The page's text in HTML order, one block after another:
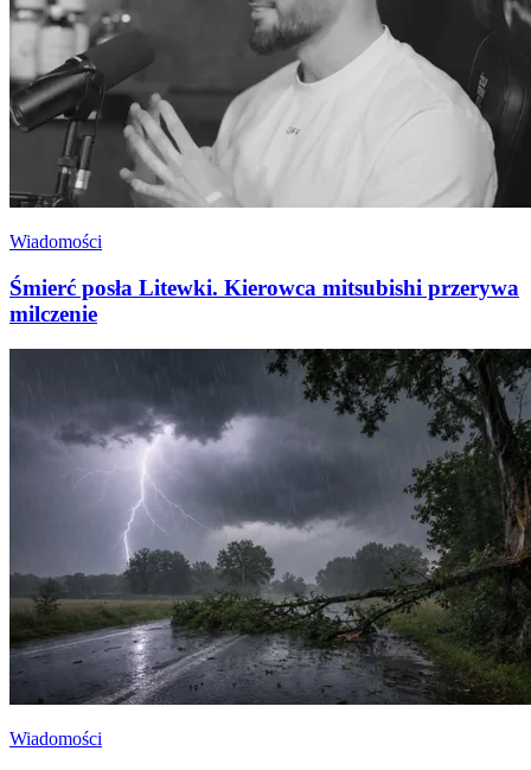
Wiadomości
Śmierć posła Litewki. Kierowca mitsubishi przerywa
milczenie
Wiadomości